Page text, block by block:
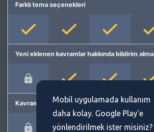
Farklı tema seçenekleri
Yeni eklenen kavramlar hakkında bildirim alma
Kavram önermeMobil uygulamada kullanım
daha kolay. Google Play'e
yönlendirilmek ister misiniz?